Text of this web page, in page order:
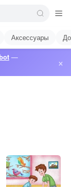
Аксессуары
—
×